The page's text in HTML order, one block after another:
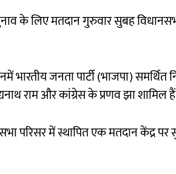
के लिए मतदान गुरुवार सुबह
जनता पार्टी (भाजपा) समर्थित
राम और कांग्रेस के प्रणव झा शामिल
परिसर में स्थापित एक मतदान केंद्र